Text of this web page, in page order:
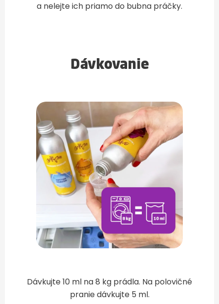
a nelejte ich priamo do bubna práčky.
Dávkovanie
Dávkujte 10 ml na 8 kg prádla. Na polovičné
pranie dávkujte 5 ml.